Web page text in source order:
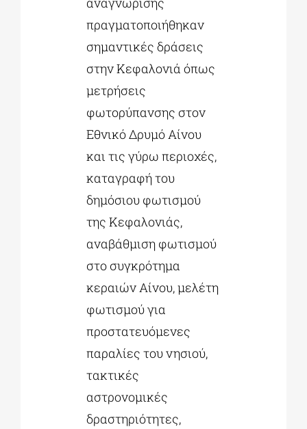
πραγματοποιήθηκαν
σημαντικές δράσεις
στην Κεφαλονιά όπως
μετρήσεις
φωτορύπανσης στον
Εθνικό Δρυμό Αίνου
και τις γύρω περιοχές,
καταγραφή του
δημόσιου φωτισμού
της Κεφαλονιάς,
αναβάθμιση φωτισμού
στο συγκρότημα
κεραιών Αίνου, μελέτη
φωτισμού για
προστατευόμενες
παραλίες του νησιού,
τακτικές
αστρονομικές
δραστηριότητες,